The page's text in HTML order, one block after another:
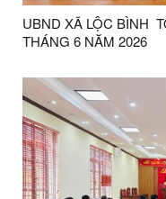
UBND XÃ LỘC BÌNH TỔ CHỨC HỌP THƯỜNG KỲ
THÁNG 6 NĂM 2026